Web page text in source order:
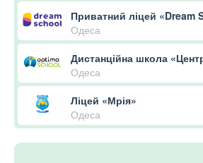
Приватний ліцей «Dream
Одеса
Дистанційна школа
Одеса
Ліцей «Мрія»
Одеса